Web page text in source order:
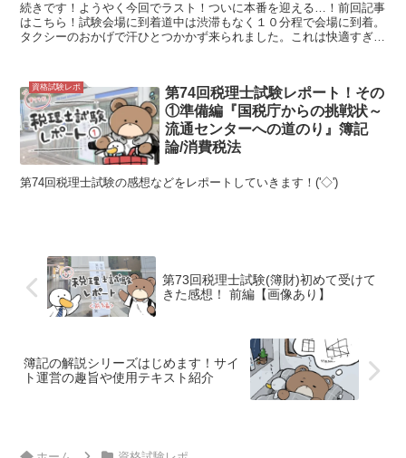
続きです！ようやく今回でラスト！ついに本番を迎える…！前回記事
はこちら！試験会場に到着道中は渋滞もなく１０分程で会場に到着。
タクシーのおかげで汗ひとつかかず来られました。これは快適すぎ
資格試験レポ
第74回税理士試験レポート！その
①準備編『国税庁からの挑戦状～
流通センターへの道のり』簿記
論/消費税法
第74回税理士試験の感想などをレポートしていきます！('◇')ゞ
第73回税理士試験(簿財)初めて受けて
きた感想！ 前編【画像あり】
簿記の解説シリーズはじめます！サイ
ト運営の趣旨や使用テキスト紹介